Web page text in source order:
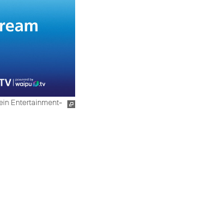
Entertainment-